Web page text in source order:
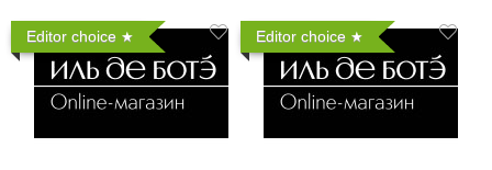
Editor choice Editor choice